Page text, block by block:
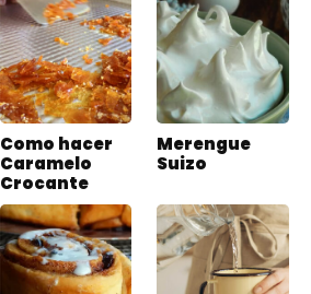
Como hacer
Caramelo
Crocante
Merengue
Suizo